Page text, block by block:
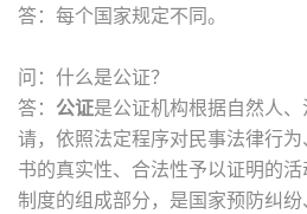
答：每个国家规定不同。
问：什么是公证？
答： 公证是公证机构根据自然人、
请，依照法定程序对民事法律行为、
书的真实性、合法性予以证明的
制度的组成部分，是国家预防纠